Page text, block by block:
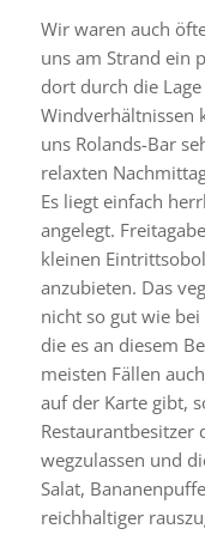
Wir waren auch
uns am Strand ein
dort durch die
Windverhältnissen
uns Rolands-Bar
relaxten
Es liegt einfach
angelegt.
kleinen
anzubieten. Das
nicht so gut wie
die es an diesem
meisten Fällen
auf der Karte gibt,
Restaurantbesitzer
wegzulassen und
Salat,
reichhaltiger